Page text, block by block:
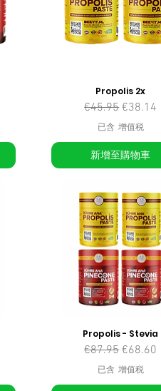
Propolis 2x
一般價格
€45.95 促銷價格
€38.14
已含 增值税
新增至購物車
Propolis - Stevia
一般價格
€87.95 促銷價格
€68.60
已含 增值税